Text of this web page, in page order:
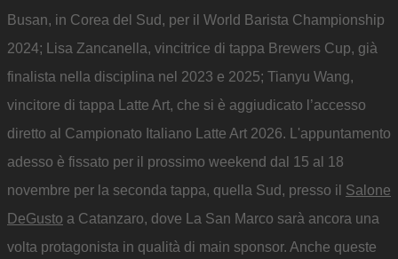
Busan, in Corea del Sud, per il World Barista Championship
2024; Lisa Zancanella, vincitrice di tappa Brewers Cup, già
finalista nella disciplina nel 2023 e 2025; Tianyu Wang,
vincitore di tappa Latte Art, che si è aggiudicato l’accesso
diretto al Campionato Italiano Latte Art 2026. L'appuntamento
adesso è fissato per il prossimo weekend dal 15 al 18
novembre per la seconda tappa, quella Sud, presso il Salone
DeGusto a Catanzaro, dove La San Marco sarà ancora una
volta protagonista in qualità di main sponsor. Anche queste